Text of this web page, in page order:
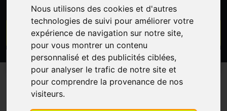
Nous utilisons des cookies et d'autres
technologies de suivi pour améliorer votre
expérience de navigation sur notre site,
pour vous montrer un contenu
personnalisé et des publicités ciblées,
pour analyser le trafic de notre site et
pour comprendre la provenance de nos
visiteurs.
CATÉGORIES PROMOS
Accessoires